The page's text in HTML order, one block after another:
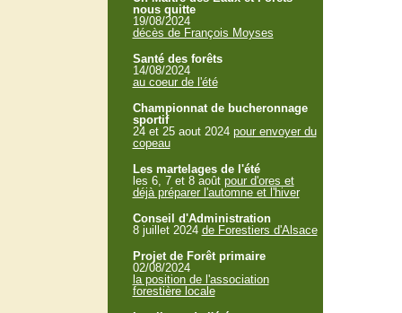
nous quitte
19/08/2024
décès de François Moyses
Santé des forêts
14/08/2024
au coeur de l'été
Championnat de bucheronnage
sportif
24 et 25 aout 2024 pour envoyer du
copeau
Les martelages de l'été
les 6, 7 et 8 août pour d'ores et
déjà préparer l'automne et l'hiver
Conseil d'Administration
8 juillet 2024 de Forestiers d'Alsace
Projet de Forêt primaire
02/08/2024
la position de l'association
forestière locale